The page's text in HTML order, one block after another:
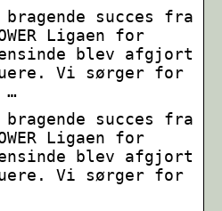
succes fra
Ligaen for
blev afgjort
Vi sørger for
…
succes fra
Ligaen for
blev afgjort
Vi sørger for